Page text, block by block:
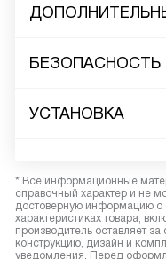
БЕЗОПАСНОСТЬ
УСТАНОВКА
* Все информационные
справочный характер и не
достоверную информацию о
характеристиках товара,
производитель оставляет
конструкцию, дизайн и
уведомления. Перед